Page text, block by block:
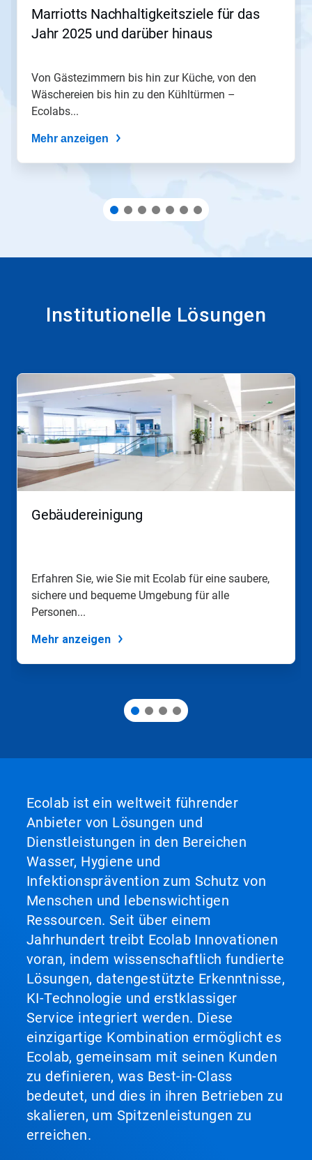
navigieren,
Folien-
Punkten
Marriotts Nachhaltigkeitsziele für das
Jahr 2025 und darüber hinaus
Von Gästezimmern bis hin zur Küche, von den
Wäschereien bis hin zu den Kühltürmen –
Ecolabs...
Mehr anzeigen
Institutionelle Lösungen
Gebäudereinigung
Erfahren Sie, wie Sie mit Ecolab für eine saubere,
sichere und bequeme Umgebung für alle
Personen...
Mehr anzeigen
Ecolab ist ein weltweit führender
Anbieter von Lösungen und
Dienstleistungen in den Bereichen
Wasser, Hygiene und
Infektionsprävention zum Schutz von
Menschen und lebenswichtigen
Ressourcen. Seit über einem
Jahrhundert treibt Ecolab Innovationen
voran, indem wissenschaftlich fundierte
Lösungen, datengestützte Erkenntnisse,
KI-Technologie und erstklassiger
Service integriert werden. Diese
einzigartige Kombination ermöglicht es
Ecolab, gemeinsam mit seinen Kunden
zu definieren, was Best-in-Class
bedeutet, und dies in ihren Betrieben zu
skalieren, um Spitzenleistungen zu
erreichen.